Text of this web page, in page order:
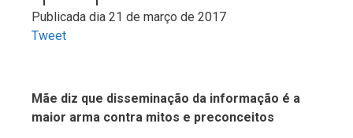
Publicada dia 21 de março de 2017
Tweet
Mãe diz que disseminação da informação é a
maior arma contra mitos e preconceitos